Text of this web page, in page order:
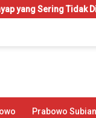
Disadari
Prabowo